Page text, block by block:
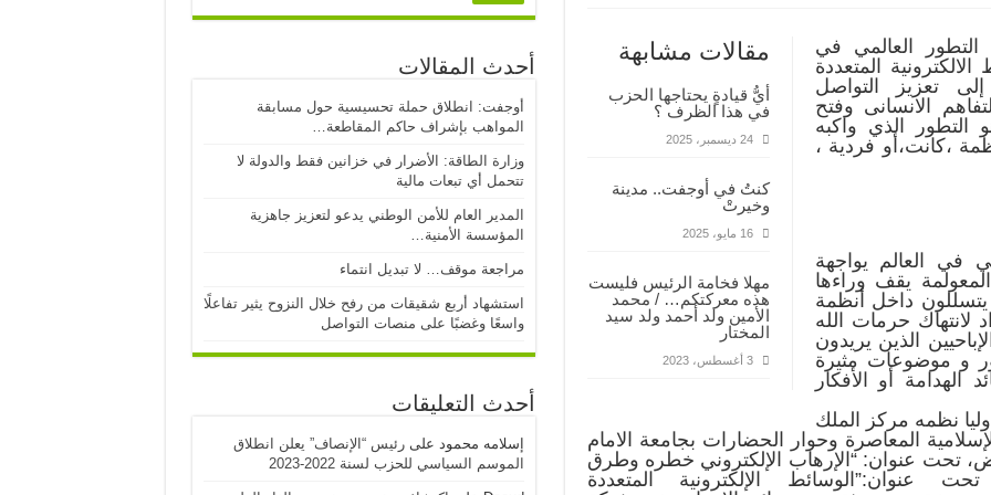
مقالات مشابهة
أيُّ قيادةٍ يحتاجها الحزب
في هذا الظرف ؟
24 ديسمبر، 2025
كنتُ في أوجفت.. مدينة
وخيرتْ
16 مايو، 2025
مهلا فخامة الرئيس فليست
هذه معركتكم… / محمد
الأمين ولد أحمد ولد سيد
المختار
3 أغسطس، 2023
التطور العالمي في
المتعددة
تعزيز التواصل
الانسانى وفتح
الذي واكبه
،كانت،أو فردية ،
في العالم يواجهة
يقف وراءها
داخل أنظمة
لانتهاك حرمات الله
الذين يريدون
و موضوعات مثيرة
أو الأفكار
نظمه مركز الملك
المعاصرة وحوار الحضارات بجامعة الامام
تحت عنوان: “الإرهاب الإلكتروني خطره وطرق
عنوان:”الوسائط الإلكترونية المتعددة
أحدث المقالات
أوجفت: انطلاق حملة تحسيسية حول مسابقة
المواهب بإشراف حاكم المقاطعة…
وزارة الطاقة: الأضرار في خزانين فقط والدولة لا
تتحمل أي تبعات مالية
المدير العام للأمن الوطني يدعو لتعزيز جاهزية
المؤسسة الأمنية…
مراجعة موقف… لا تبديل انتماء
استشهاد أربع شقيقات من رفح خلال النزوح يثير تفاعلًا
واسعًا وغضبًا على منصات التواصل
أحدث التعليقات
إسلامه محمود علىرئيس “الإنصاف” يعلن انطلاق
الموسم السياسي للحزب لسنة 2022-2023